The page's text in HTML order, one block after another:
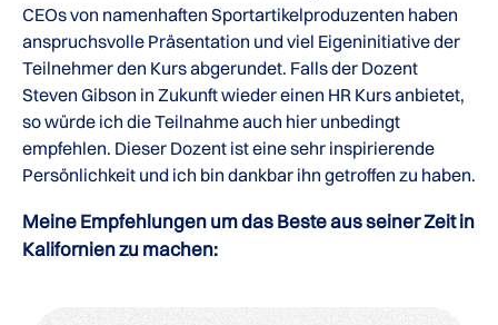
CEOs von namenhaften Sportartikelproduzenten haben
anspruchsvolle Präsentation und viel Eigeninitiative der
Teilnehmer den Kurs abgerundet. Falls der Dozent
Steven Gibson in Zukunft wieder einen HR Kurs anbietet,
so würde ich die Teilnahme auch hier unbedingt
empfehlen. Dieser Dozent ist eine sehr inspirierende
Persönlichkeit und ich bin dankbar ihn getroffen zu haben.
Meine Empfehlungen um das Beste aus seiner Zeit in
Kalifornien zu machen: